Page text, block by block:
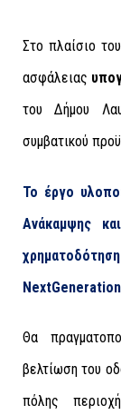
Στο πλαίσιο
ασφάλειας
του Δήμου
συμβατικού
Το έργο
Ανάκαμψης
NextG
Θα
βελτίωση του
πόλης